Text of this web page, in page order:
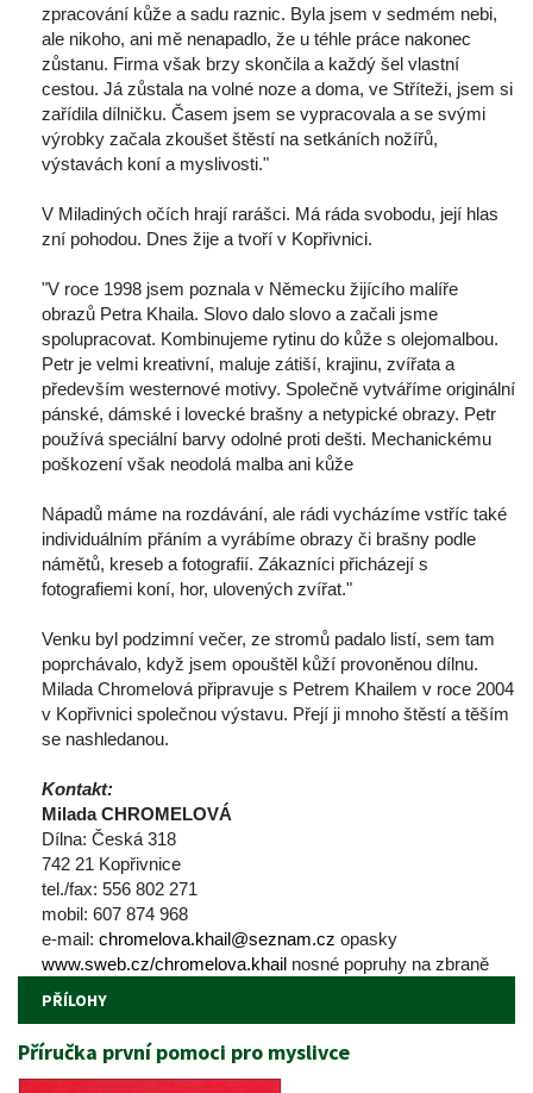
zpracování kůže a sadu raznic. Byla jsem v sedmém nebi,
ale nikoho, ani mě nenapadlo, že u téhle práce nakonec
zůstanu. Firma však brzy skončila a každý šel vlastní
cestou. Já zůstala na volné noze a doma, ve Stříteži, jsem si
zařídila dílničku. Časem jsem se vypracovala a se svými
výrobky začala zkoušet štěstí na setkáních nožířů,
výstavách koní a myslivosti."
V Miladiných očích hrají rarášci. Má ráda svobodu, její hlas
zní pohodou. Dnes žije a tvoří v Kopřivnici.
"V roce 1998 jsem poznala v Německu žijícího malíře
obrazů Petra Khaila. Slovo dalo slovo a začali jsme
polupracovat. Kombinujeme rytinu do kůže s olejomalbou.
Petr je velmi kreativní, maluje zátiší, krajinu, zvířata a
především westernové motivy. Společně vytváříme originální
pánské, dámské i lovecké brašny a netypické obrazy. Petr
používá speciální barvy odolné proti dešti. Mechanickému
poškození však neodolá malba ani kůže
Nápadů máme na rozdávání, ale rádi vycházíme vstříc také
individuálním přáním a vyrábíme obrazy či brašny podle
námětů, kreseb a fotografií. Zákazníci přicházejí s
fotografiemi koní, hor, ulovených zvířat."
Venku byl podzimní večer, ze stromů padalo listí, sem tam
poprchávalo, když jsem opouštěl kůží provoněnou dílnu.
Milada Chromelová připravuje s Petrem Khailem v roce 2004
v Kopřivnici společnou výstavu. Přejí ji mnoho štěstí a těším
e nashledanou.
Kontakt:
Milada CHROMELOVÁ
Dílna: Česká 318
742 21 Kopřivnice
tel./fax: 556 802 271
mobil: 607 874 968
e-mail: chromelova.khail@seznam.cz opasky
www.sweb.cz/chromelova.khail nosné popruhy na zbraně
PŘÍLOHY
Příručka první pomoci pro myslivce